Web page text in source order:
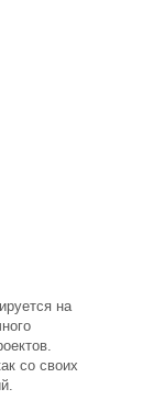
на
со своих